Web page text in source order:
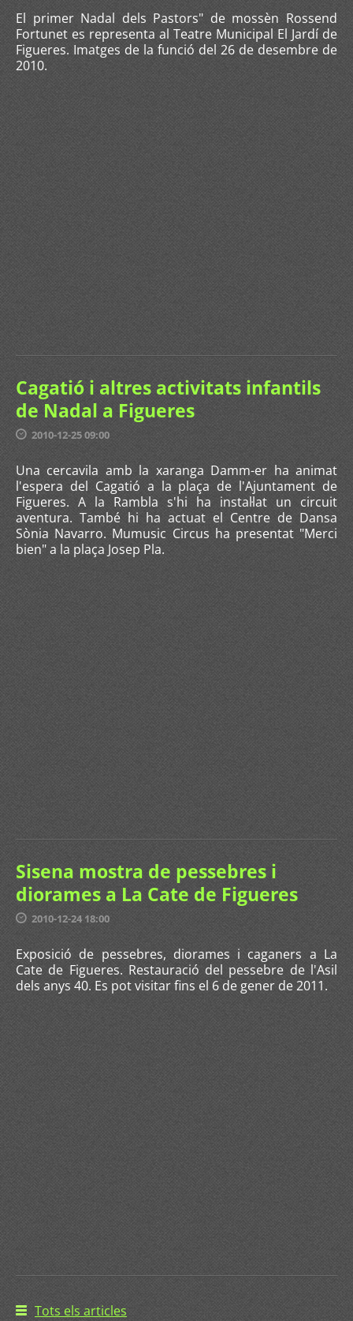
El primer Nadal dels Pastors" de mossèn Rossend
Fortunet es representa al Teatre Municipal El Jardí de
Figueres. Imatges de la funció del 26 de desembre de
2010.
Cagatió i altres activitats infantils
de Nadal a Figueres
2010-12-25 09:00
Una cercavila amb la xaranga Damm-er ha animat
l'espera del Cagatió a la plaça de l'Ajuntament de
Figueres. A la Rambla s'hi ha instal·lat un circuit
aventura. També hi ha actuat el Centre de Dansa
Sònia Navarro. Mumusic Circus ha presentat "Merci
bien" a la plaça Josep Pla.
Sisena mostra de pessebres i
diorames a La Cate de Figueres
2010-12-24 18:00
Exposició de pessebres, diorames i caganers a La
Cate de Figueres. Restauració del pessebre de l'Asil
dels anys 40. Es pot visitar fins el 6 de gener de 2011.
Tots els articles